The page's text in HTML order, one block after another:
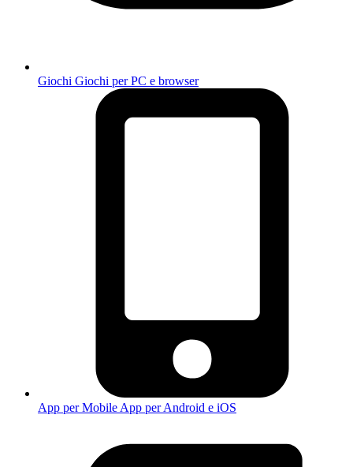
Giochi Giochi per PC e browser
App per Mobile App per Android e iOS